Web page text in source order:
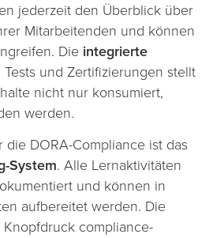
jederzeit den Überblick über
Mitarbeitenden und können
Die integrierte
Tests und Zertifizierungen stellt
nicht nur konsumiert,
werden.
DORA-Compliance ist das
System. Alle Lernaktivitäten
und können in
aufbereitet werden. Die
compliance-